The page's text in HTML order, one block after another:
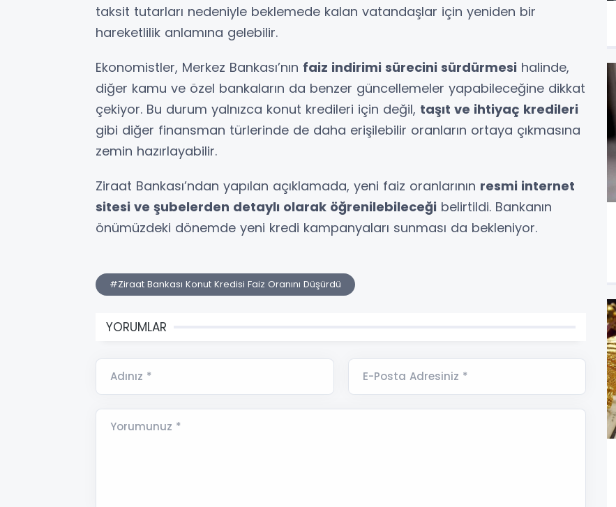
taksit tutarları nedeniyle beklemede kalan vatandaşlar için yeniden bir
hareketlilik anlamına gelebilir.
Ekonomistler, Merkez Bankası’nın faiz indirimi sürecini sürdürmesi halinde,
diğer kamu ve özel bankaların da benzer güncellemeler yapabileceğine dikkat
çekiyor. Bu durum yalnızca konut kredileri için değil, taşıt ve ihtiyaç kredileri
gibi diğer finansman türlerinde de daha erişilebilir oranların ortaya çıkmasına
zemin hazırlayabilir.
Ziraat Bankası’ndan yapılan açıklamada, yeni faiz oranlarının resmi internet
sitesi ve şubelerden detaylı olarak öğrenilebileceği belirtildi. Bankanın
önümüzdeki dönemde yeni kredi kampanyaları sunması da bekleniyor.
#Ziraat Bankası Konut Kredisi Faiz Oranını Düşürdü
YORUMLAR
Adınız * E-Posta Adresiniz *
Yorumunuz *